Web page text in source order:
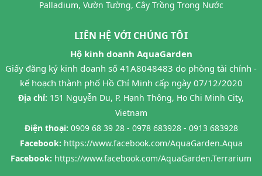
Palladium, Vườn Tường, Cây Trồng Trong Nước
LIÊN HỆ VỚI CHÚNG TÔI
Hộ kinh doanh AquaGarden
Giấy đăng ký kinh doanh số 41A8048483 do phòng tài chính -
kế hoạch thành phố Hồ Chí Minh cấp ngày 07/12/2020
Địa chỉ: 151 Nguyễn Du, P. Hạnh Thông, Ho Chi Minh City,
Vietnam
Điện thoại: 0909 68 39 28 - 0978 683928 - 0913 683928
Facebook: https://www.facebook.com/AquaGarden.Aqua
Facebook: https://www.facebook.com/AquaGarden.Terrarium